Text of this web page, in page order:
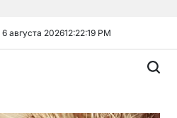
августа 202612:22:20 PM